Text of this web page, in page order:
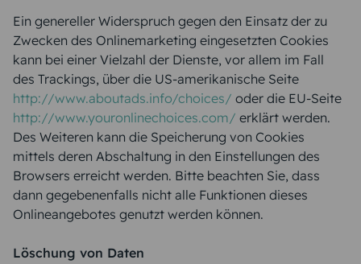
Ein genereller Widerspruch gegen den Einsatz der zu
Zwecken des Onlinemarketing eingesetzten Cookies
kann bei einer Vielzahl der Dienste, vor allem im Fall
des Trackings, über die US-amerikanische Seite
http://www.aboutads.info/choices/ oder die EU-Seite
http://www.youronlinechoices.com/ erklärt werden.
Des Weiteren kann die Speicherung von Cookies
mittels deren Abschaltung in den Einstellungen des
Browsers erreicht werden. Bitte beachten Sie, dass
dann gegebenenfalls nicht alle Funktionen dieses
Onlineangebotes genutzt werden können.
Löschung von Daten